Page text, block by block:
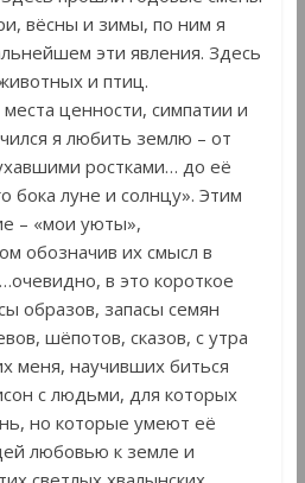
вёсны и зимы, по ним я
эти явления. Здесь
и птиц.
места ценности, симпатии и
я любить землю – от
ростками… до её
бока луне и солнцу». Этим
– «мои уюты»,
обозначив их смысл в
в это короткое
образов, запасы семян
шёпотов, сказов, с утра
меня, научивших биться
с людьми, для которых
но которые умеют её
любовью к земле и